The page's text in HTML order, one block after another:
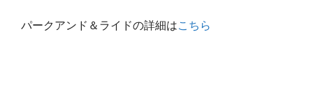
パークアンド＆ライドの詳細はこちら